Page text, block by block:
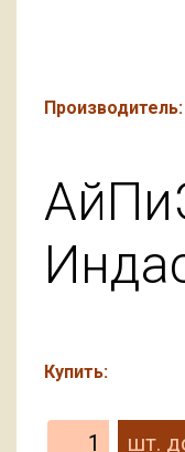
Производитель:
Купить: